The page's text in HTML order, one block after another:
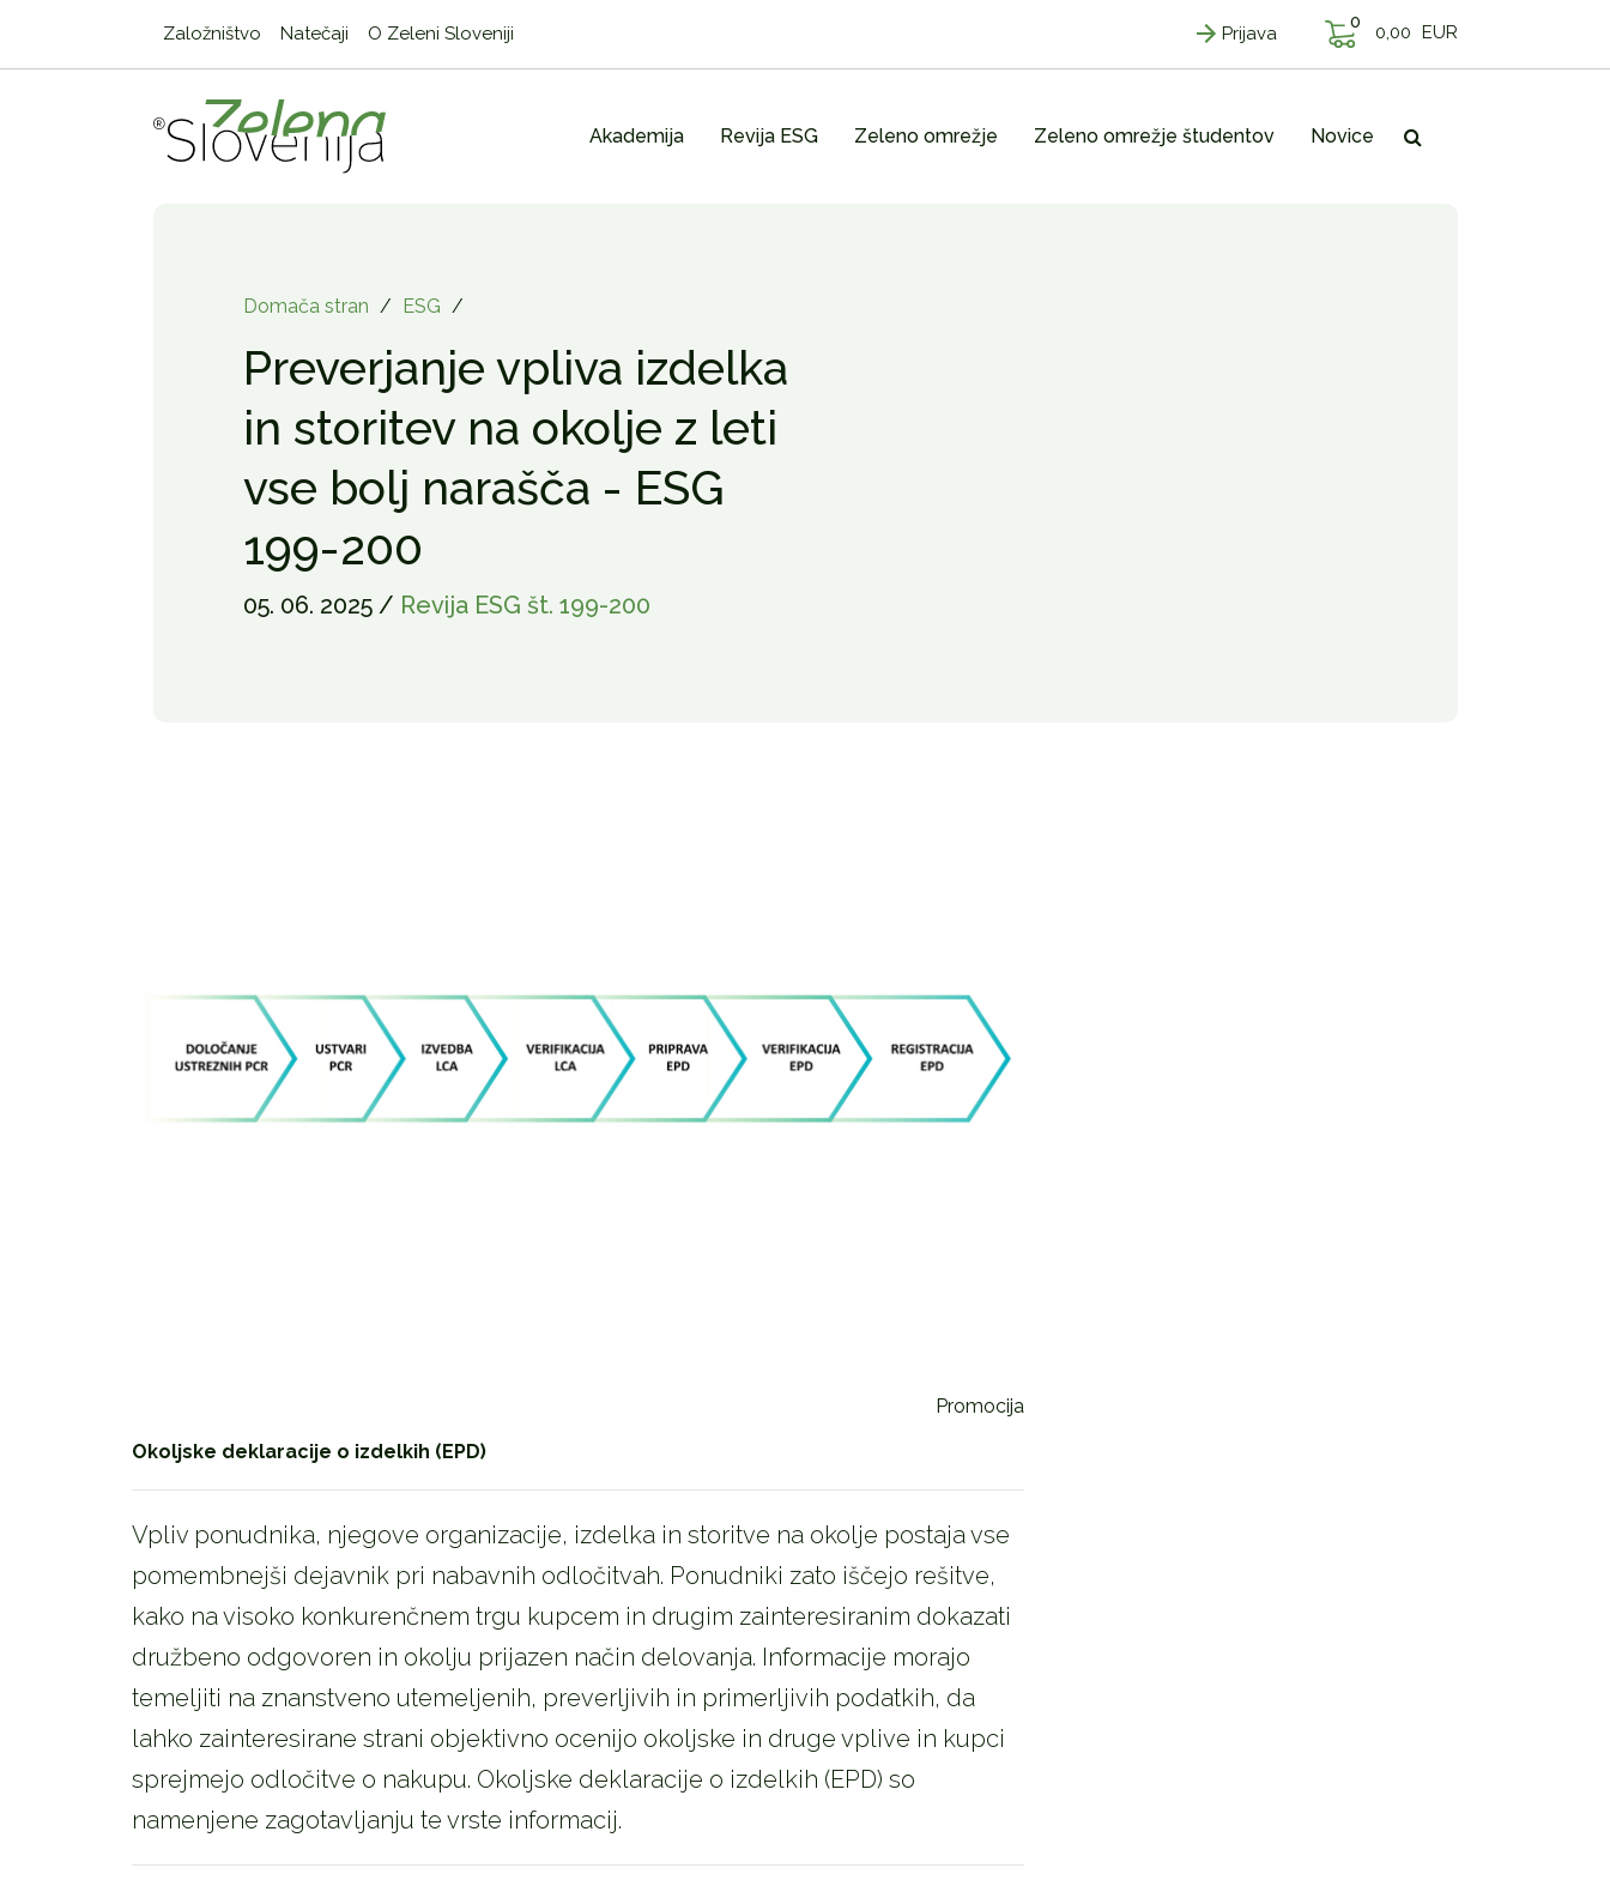
Založništvo Natečaji O Zeleni Sloveniji Prijava
0 0,00 EUR
Akademija Revija ESG Zeleno omrežje Zeleno omrežje študentov Novice
Domača stran / ESG /
Preverjanje vpliva izdelka
in storitev na okolje z leti
vse bolj narašča - ESG
199-200
05. 06. 2025 / Revija ESG št. 199-200
Promocija
Okoljske deklaracije o izdelkih (EPD)
Vpliv ponudnika, njegove organizacije, izdelka in storitve na okolje postaja vse
pomembnejši dejavnik pri nabavnih odločitvah. Ponudniki zato iščejo rešitve,
kako na visoko konkurenčnem trgu kupcem in drugim zainteresiranim dokazati
družbeno odgovoren in okolju prijazen način delovanja. Informacije morajo
temeljiti na znanstveno utemeljenih, preverljivih in primerljivih podatkih, da
lahko zainteresirane strani objektivno ocenijo okoljske in druge vplive in kupci
sprejmejo odločitve o nakupu. Okoljske deklaracije o izdelkih (EPD) so
namenjene zagotavljanju te vrste informacij.